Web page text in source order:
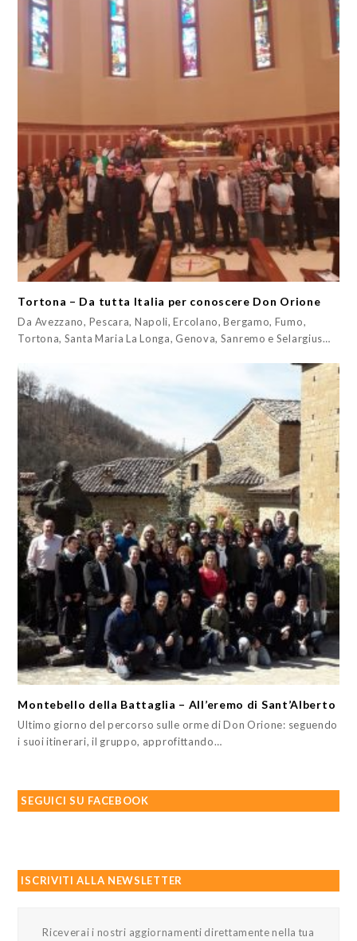
Tortona – Da tutta Italia per conoscere Don Orione
Da Avezzano, Pescara, Napoli, Ercolano, Bergamo, Fumo,
Tortona, Santa Maria La Longa, Genova, Sanremo e Selargius…
Montebello della Battaglia – All’eremo di Sant’Alberto
Ultimo giorno del percorso sulle orme di Don Orione: seguendo
i suoi itinerari, il gruppo, approfittando…
SEGUICI SU FACEBOOK
ISCRIVITI ALLA NEWSLETTER
Riceverai i nostri aggiornamenti direttamente nella tua